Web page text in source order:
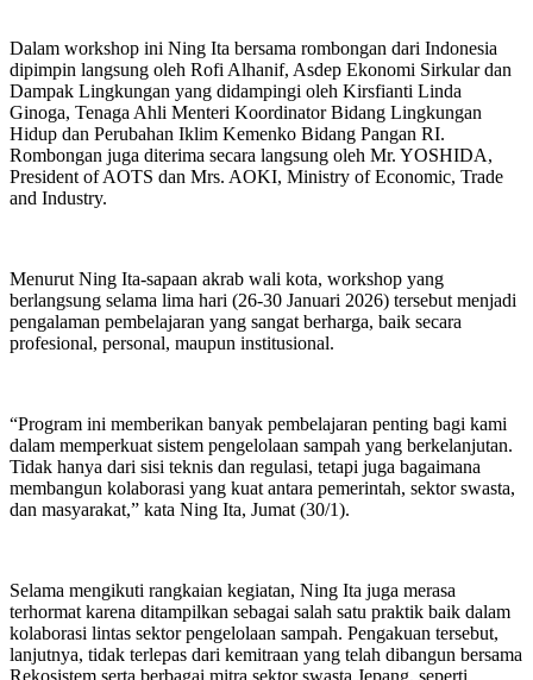
Dalam workshop ini Ning Ita bersama rombongan dari Indonesia
dipimpin langsung oleh Rofi Alhanif, Asdep Ekonomi Sirkular dan
Dampak Lingkungan yang didampingi oleh Kirsfianti Linda
Ginoga, Tenaga Ahli Menteri Koordinator Bidang Lingkungan
Hidup dan Perubahan Iklim Kemenko Bidang Pangan RI.
Rombongan juga diterima secara langsung oleh Mr. YOSHIDA,
President of AOTS dan ⁠Mrs. AOKI, Ministry of Economic, Trade
and Industry.
Menurut Ning Ita-sapaan akrab wali kota, workshop yang
berlangsung selama lima hari (26-30 Januari 2026) tersebut menjadi
pengalaman pembelajaran yang sangat berharga, baik secara
profesional, personal, maupun institusional.
“Program ini memberikan banyak pembelajaran penting bagi kami
dalam memperkuat sistem pengelolaan sampah yang berkelanjutan.
Tidak hanya dari sisi teknis dan regulasi, tetapi juga bagaimana
membangun kolaborasi yang kuat antara pemerintah, sektor swasta,
dan masyarakat,” kata Ning Ita, Jumat (30/1).
Selama mengikuti rangkaian kegiatan, Ning Ita juga merasa
terhormat karena ditampilkan sebagai salah satu praktik baik dalam
kolaborasi lintas sektor pengelolaan sampah. Pengakuan tersebut,
lanjutnya, tidak terlepas dari kemitraan yang telah dibangun bersama
Rekosistem serta berbagai mitra sektor swasta Jepang, seperti